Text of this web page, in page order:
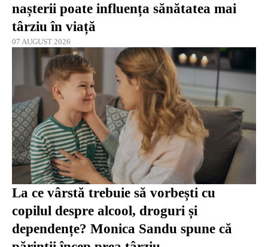
nașterii poate influența sănătatea mai
târziu în viață
07 AUGUST 2026
La ce vârstă trebuie să vorbești cu
copilul despre alcool, droguri și
dependențe? Monica Sandu spune că